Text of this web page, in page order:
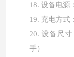
18.设备电源：
19. 充电方式
20.设备尺寸
手）